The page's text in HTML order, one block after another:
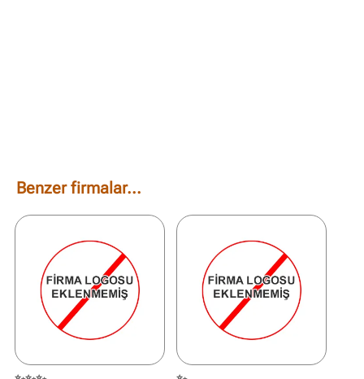
Benzer firmalar...